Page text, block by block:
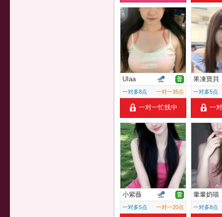
UIaa
一对多8点 一对一35点
一对一忙线中
果凍寶貝
一对多5点
一
小紫薇
一对多5点 一对一20点
暈暈奶喵
一对多8点